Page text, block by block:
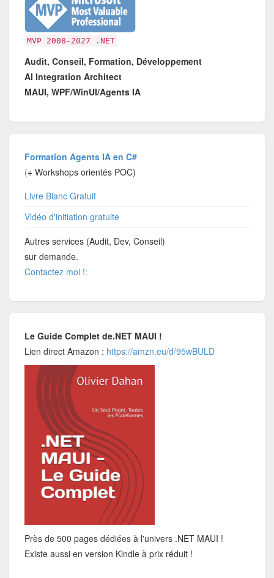
MVP 2008-2027 .NET
Audit, Conseil, Formation, Développement
AI Integration Architect
MAUI, WPF/WinUI/Agents IA
Formation Agents IA en C#
(+ Workshops orientés POC)
Livre Blanc Gratuit
Vidéo d'initiation gratuite
Autres services (Audit, Dev, Conseil)
sur demande.
Contactez moi !:
Le Guide Complet de.NET MAUI !
Lien direct Amazon : https://amzn.eu/d/95wBULD
Près de 500 pages dédiées à l'univers .NET MAUI !
Existe aussi en version Kindle à prix réduit !